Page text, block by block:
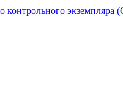
контрольного экземпляра